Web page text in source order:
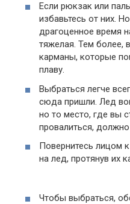
Если рюкзак или
избавьтесь от них.
драгоценное время
тяжелая. Тем более,
карманы, которые
плаву.
Выбраться легче
сюда пришли. Лед
но то место, где вы
провалиться,
Повернитесь лицом
на лед, протянув их
Чтобы выбраться,